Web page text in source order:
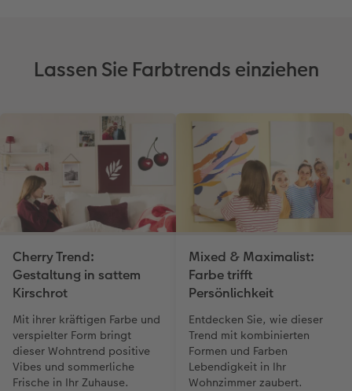
Lassen Sie Farbtrends einziehen
Cherry Trend:
Gestaltung in sattem
Kirschrot
Mit ihrer kräftigen Farbe und
verspielter Form bringt
dieser Wohntrend positive
Vibes und sommerliche
Frische in Ihr Zuhause.
Mixed & Maximalist:
Farbe trifft
Persönlichkeit
Entdecken Sie, wie dieser
Trend mit kombinierten
Formen und Farben
Lebendigkeit in Ihr
Wohnzimmer zaubert.